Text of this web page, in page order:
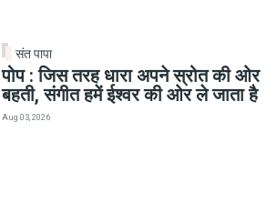
संत पापा
पोप : जिस तरह धारा अपने स्रोत की ओर
बहती, संगीत हमें ईश्वर की ओर ले जाता है
Aug 03, 2026